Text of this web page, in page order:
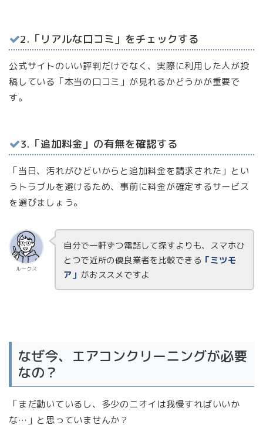
2.「リアルな口コミ」をチェックする
公式サイトのいい評判だけでなく、実際に利用した人が投
稿している「本当の口コミ」が見れるかどうかが重要で
す。
3.「追加料金」の有無を確認する
「当日、汚れがひどいからと追加料金を請求された」とい
うトラブルを避けるため、事前に料金が確定するサービス
を選びましょう。
ルークス
自分で一軒ずつ電話して探すよりも、スマホひ
とつで近所の優良業者を比較できる 「ミツモ
ア」 がおススメですよ
なぜ今、エアコンクリーニングが必要
なの？
「まだ動いているし、多少のニオイは我慢すればいいか
な…」と思っていませんか？